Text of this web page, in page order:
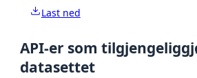
Last ned
API-er som
datasettet